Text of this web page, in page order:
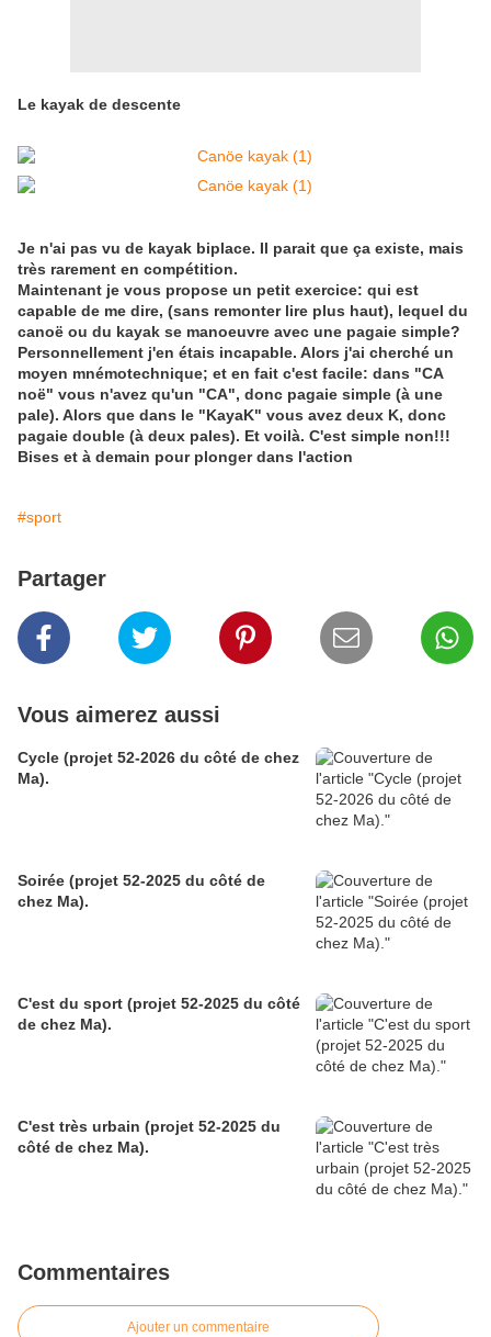
Le kayak de descente
Je n'ai pas vu de kayak biplace. Il parait que ça existe, mais
très rarement en compétition.
Maintenant je vous propose un petit exercice: qui est
capable de me dire, (sans remonter lire plus haut), lequel du
canoë ou du kayak se manoeuvre avec une pagaie simple?
Personnellement j'en étais incapable. Alors j'ai cherché un
moyen mnémotechnique; et en fait c'est facile: dans "CA
noë" vous n'avez qu'un "CA", donc pagaie simple (à une
pale). Alors que dans le "KayaK" vous avez deux K, donc
pagaie double (à deux pales). Et voilà. C'est simple non!!!
Bises et à demain pour plonger dans l'action
#sport
Partager
Vous aimerez aussi
Cycle (projet 52-2026 du côté de chez
Ma).
Soirée (projet 52-2025 du côté de
chez Ma).
C'est du sport (projet 52-2025 du côté
de chez Ma).
C'est très urbain (projet 52-2025 du
côté de chez Ma).
Commentaires
Ajouter un commentaire